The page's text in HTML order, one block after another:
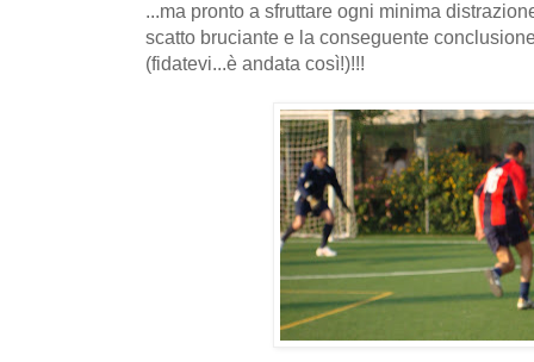
...ma pronto a sfruttare ogni minima
scatto bruciante e la conseguente
(fidatevi...è andata così!)!!!